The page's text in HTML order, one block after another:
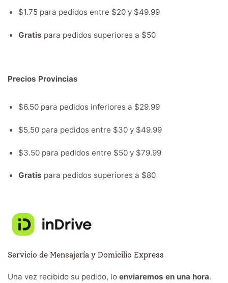
$1.75 para pedidos entre $20 y $49.99
Gratis para pedidos superiores a $50
Precios Provincias
$6.50 para pedidos inferiores a $29.99
$5.50 para pedidos entre $30 y $49.99
$3.50 para pedidos entre $50 y $79.99
Gratis para pedidos superiores a $80
Servicio de Mensajería y Domicilio Express
Una vez recibido su pedido, lo enviaremos en una hora.